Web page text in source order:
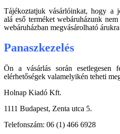
Tájékoztatjuk vásárlóinkat, hogy a
alá eső terméket webáruházunk
webáruházban megvásárolható
Panaszkezelés
Ön a vásárlás során esetlegesen
elérhetőségek valamelyikén teheti
Holnap Kiadó Kft.
1111 Budapest, Zenta utca 5.
Telefonszám: 06 (1) 466 6928